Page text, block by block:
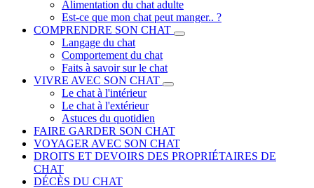
Alimentation du chat adulte
Est-ce que mon chat peut manger.. ?
COMPRENDRE SON CHAT
Langage du chat
Comportement du chat
Faits à savoir sur le chat
VIVRE AVEC SON CHAT
Le chat à l'intérieur
Le chat à l'extérieur
Astuces du quotidien
FAIRE GARDER SON CHAT
VOYAGER AVEC SON CHAT
DROITS ET DEVOIRS DES PROPRIÉTAIRES DE
CHAT
DÉCÈS DU CHAT